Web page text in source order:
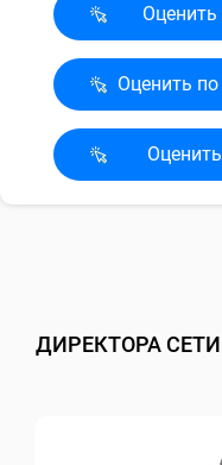
Оценить
ДИРЕКТОРА